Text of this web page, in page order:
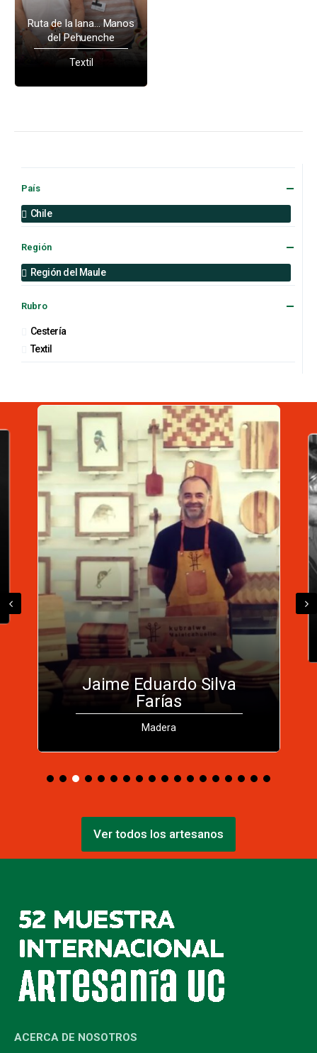
Ruta de la lana… Manos
del Pehuenche
Textil
País
Chile
Región
Región del Maule
Rubro
Cestería
Textil
Taller Laurealerce
Madera
Ver todos los artesanos
ACERCA DE NOSOTROS